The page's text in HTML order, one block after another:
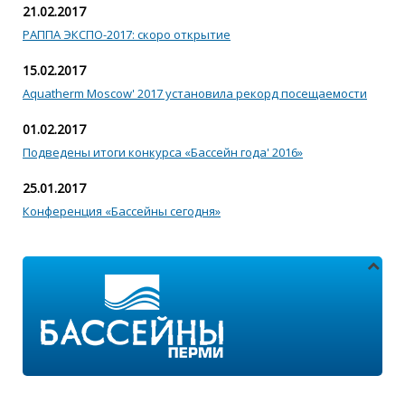
21.02.2017
РАППА ЭКСПО-2017: скоро открытие
15.02.2017
Aquatherm Moscow' 2017 установила рекорд посещаемости
01.02.2017
Подведены итоги конкурса «Бассейн года' 2016»
25.01.2017
Конференция «Бассейны сегодня»